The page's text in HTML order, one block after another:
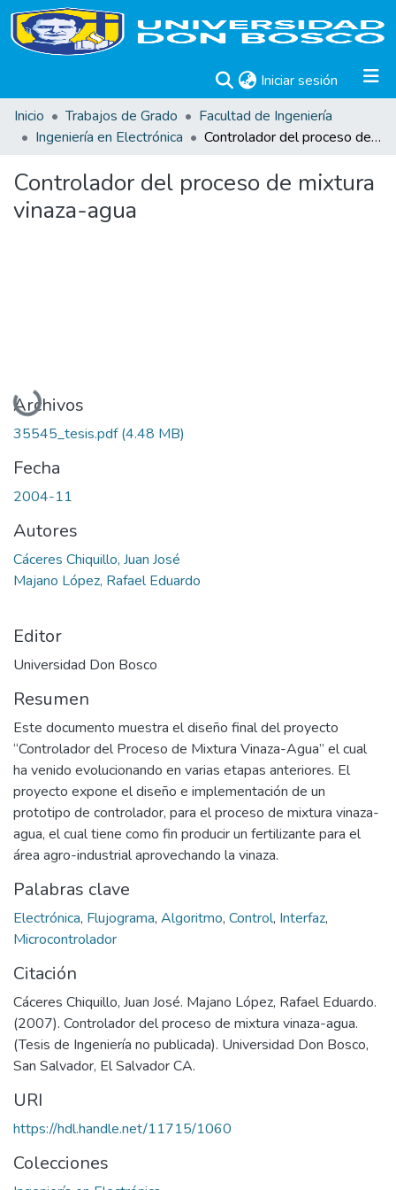
Iniciar sesión (current)
Inicio
Trabajos de Grado
Facultad de Ingeniería
Ingeniería en Electrónica
Controlador del proceso de mixtura vinaza-agua
Controlador del proceso de mixtura
vinaza-agua
Cargando...
Archivos
35545_tesis.pdf(4.48 MB)
Fecha
2004-11
Autores
Cáceres Chiquillo, Juan José
Majano López, Rafael Eduardo
Editor
Universidad Don Bosco
Resumen
Este documento muestra el diseño final del proyecto
“Controlador del Proceso de Mixtura Vinaza-Agua” el cual
ha venido evolucionando en varias etapas anteriores. El
proyecto expone el diseño e implementación de un
prototipo de controlador, para el proceso de mixtura vinaza-
agua, el cual tiene como fin producir un fertilizante para el
área agro-industrial aprovechando la vinaza.
Palabras clave
Electrónica, Flujograma, Algoritmo, Control, Interfaz,
Microcontrolador
Citación
Cáceres Chiquillo, Juan José. Majano López, Rafael Eduardo.
(2007). Controlador del proceso de mixtura vinaza-agua.
(Tesis de Ingeniería no publicada). Universidad Don Bosco,
San Salvador, El Salvador CA.
URI
https://hdl.handle.net/11715/1060
Colecciones